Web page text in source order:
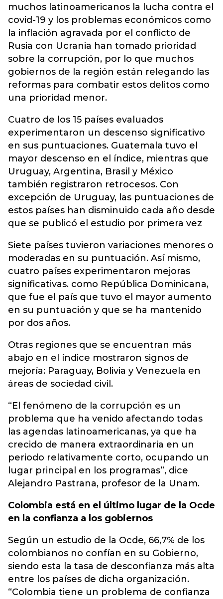
muchos latinoamericanos la lucha contra el
covid-19 y los problemas económicos como
la inflación agravada por el conflicto de
Rusia con Ucrania han tomado prioridad
sobre la corrupción, por lo que muchos
gobiernos de la región están relegando las
reformas para combatir estos delitos como
una prioridad menor.
Cuatro de los 15 países evaluados
experimentaron un descenso significativo
en sus puntuaciones. Guatemala tuvo el
mayor descenso en el índice, mientras que
Uruguay, Argentina, Brasil y México
también registraron retrocesos. Con
excepción de Uruguay, las puntuaciones de
estos países han disminuido cada año desde
que se publicó el estudio por primera vez
Siete países tuvieron variaciones menores o
moderadas en su puntuación. Así mismo,
cuatro países experimentaron mejoras
significativas. como República Dominicana,
que fue el país que tuvo el mayor aumento
en su puntuación y que se ha mantenido
por dos años.
Otras regiones que se encuentran más
abajo en el índice mostraron signos de
mejoría: Paraguay, Bolivia y Venezuela en
áreas de sociedad civil.
“El fenómeno de la corrupción es un
problema que ha venido afectando todas
las agendas latinoamericanas, ya que ha
crecido de manera extraordinaria en un
periodo relativamente corto, ocupando un
lugar principal en los programas”, dice
Alejandro Pastrana, profesor de la Unam.
Colombia está en el último lugar de la Ocde
en la confianza a los gobiernos
Según un estudio de la Ocde, 66,7% de los
colombianos no confían en su Gobierno,
siendo esta la tasa de desconfianza más alta
entre los países de dicha organización.
“Colombia tiene un problema de confianza